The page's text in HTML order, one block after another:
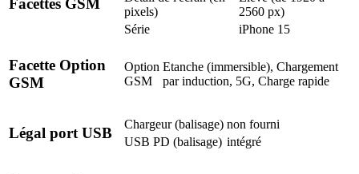
Facettes GSM
pixels)
2560 px)
Série
iPhone 15
Facette Option
GSM
Option
GSM
Etanche (immersible), Chargement
par induction, 5G, Charge rapide
Légal port USB
Chargeur (balisage) non fourni
USB PD (balisage) intégré